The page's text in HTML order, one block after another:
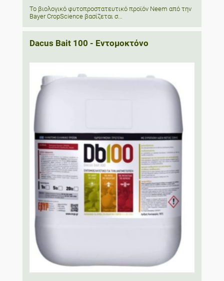
Το βιολογικό φυτοπροστατευτικό προϊόν Neem από την
Bayer CropScience βασίζεται σ...
Dacus Bait 100 - Εντομοκτόνο